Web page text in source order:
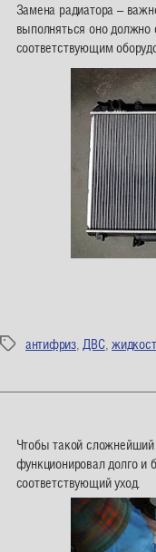
Замена радиатора –
выполняться оно
соответствующим
Меткиантифриз, ДВС,
Чтобы такой
функционировал долго и
соответствующий уход.